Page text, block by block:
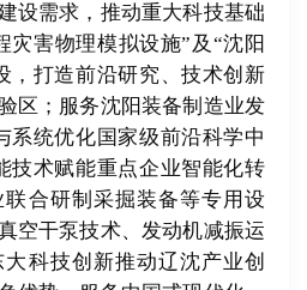
设需求，推动重大科技基础
灾害物理模拟设施”及“沈阳
，打造前沿研究、技术创新
区；服务沈阳装备制造业发
系统优化国家级前沿科学中
技术赋能重点企业智能化转
合研制采掘装备等专用设
空干泵技术、发动机减振运
科技创新推动辽沈产业创